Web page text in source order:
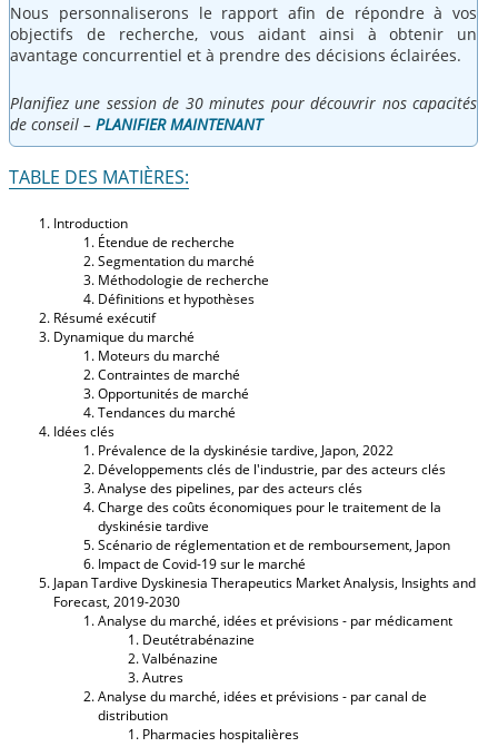
Nous personnaliserons le rapport afin de répondre à vos
objectifs de recherche, vous aidant ainsi à obtenir un
avantage concurrentiel et à prendre des décisions éclairées.
Planifiez une session de 30 minutes pour découvrir nos capacités
de conseil – PLANIFIER MAINTENANT
TABLE DES MATIÈRES:
Introduction
Étendue de recherche
Segmentation du marché
Méthodologie de recherche
Définitions et hypothèses
Résumé exécutif
Dynamique du marché
Moteurs du marché
Contraintes de marché
Opportunités de marché
Tendances du marché
Idées clés
Prévalence de la dyskinésie tardive, Japon, 2022
Développements clés de l'industrie, par des acteurs clés
Analyse des pipelines, par des acteurs clés
Charge des coûts économiques pour le traitement de la
dyskinésie tardive
Scénario de réglementation et de remboursement, Japon
Impact de Covid-19 sur le marché
Japan Tardive Dyskinesia Therapeutics Market Analysis, Insights and
Forecast, 2019-2030
Analyse du marché, idées et prévisions - par médicament
Deutétrabénazine
Valbénazine
Autres
Analyse du marché, idées et prévisions - par canal de
distribution
Pharmacies hospitalières